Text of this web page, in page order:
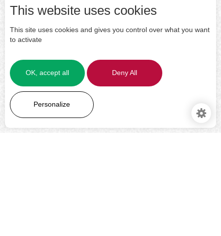
This website uses cookies
This site uses cookies and gives you control over what you want
to activate
OK, accept all Deny All
Personalize
Manage